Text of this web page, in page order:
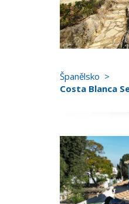
Španělsko
Costa Blanca